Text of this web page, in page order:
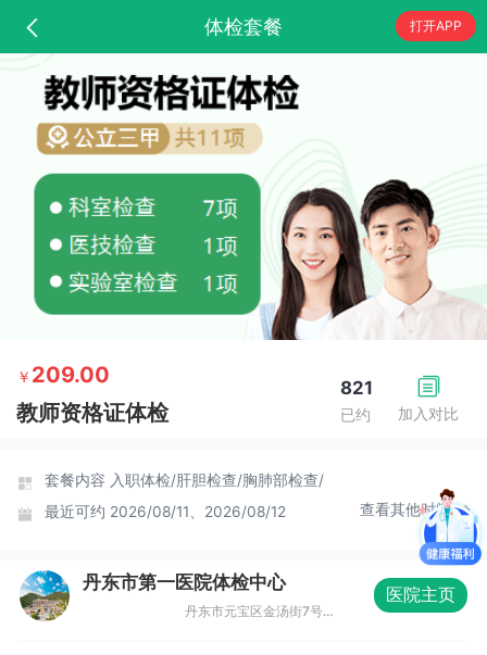
体检套餐 打开APP
加入对比
821
已约
￥ 209.00
教师资格证体检
套餐内容 入职体检/肝胆检查/胸肺部检查/
最近可约 2026/08/11、2026/08/12 查看其他时间
丹东市第一医院体检中心
丹东市元宝区金汤街7号丹东市第一医院六道口院区东走廊1-2层
医院主页